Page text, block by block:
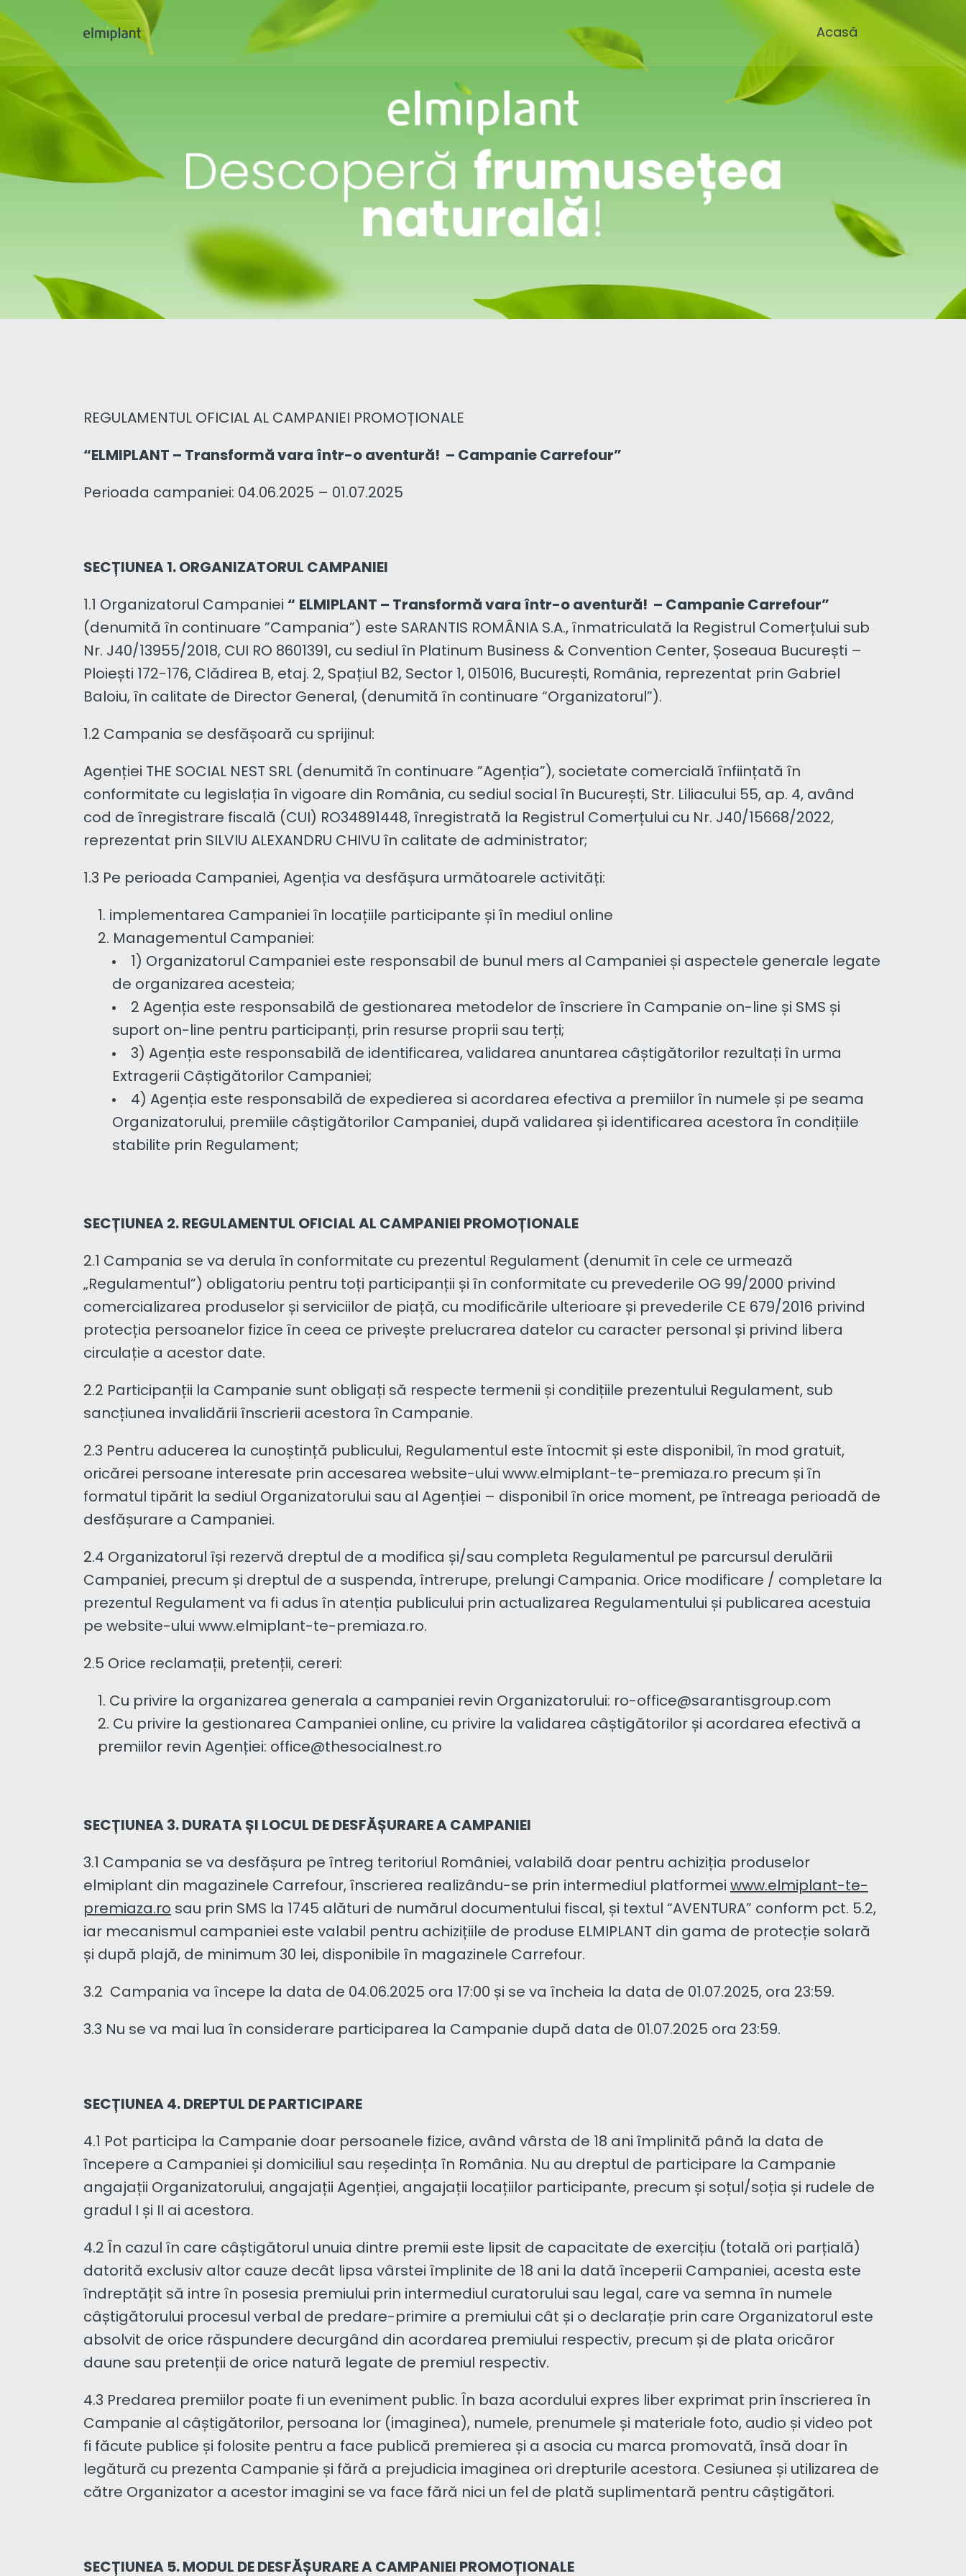
Acasă
REGULAMENTUL OFICIAL AL CAMPANIEI PROMOȚIONALE
“ELMIPLANT – Transformă vara într-o aventură! – Campanie Carrefour”
Perioada campaniei: 04.06.2025 – 01.07.2025
SECȚIUNEA 1. ORGANIZATORUL CAMPANIEI
1.1 Organizatorul Campaniei “ ELMIPLANT – Transformă vara într-o aventură! – Campanie Carrefour”
(denumită în continuare ”Campania”) este SARANTIS ROMÂNIA S.A., înmatriculată la Registrul Comerțului sub
Nr. J40/13955/2018, CUI RO 8601391, cu sediul în Platinum Business & Convention Center, Șoseaua București –
Ploiești 172-176, Clădirea B, etaj. 2, Spațiul B2, Sector 1, 015016, București, România, reprezentat prin Gabriel
Baloiu, în calitate de Director General, (denumită în continuare “Organizatorul”).
1.2 Campania se desfășoară cu sprijinul:
Agenției THE SOCIAL NEST SRL (denumită în continuare ”Agenția”), societate comercială înființată în
conformitate cu legislația în vigoare din România, cu sediul social în București, Str. Liliacului 55, ap. 4, având
cod de înregistrare fiscală (CUI) RO34891448, înregistrată la Registrul Comerțului cu Nr. J40/15668/2022,
reprezentat prin SILVIU ALEXANDRU CHIVU în calitate de administrator;
1.3 Pe perioada Campaniei, Agenția va desfășura următoarele activități:
implementarea Campaniei în locațiile participante și în mediul online
Managementul Campaniei:
1) Organizatorul Campaniei este responsabil de bunul mers al Campaniei și aspectele generale legate
de organizarea acesteia;
2 Agenția este responsabilă de gestionarea metodelor de înscriere în Campanie on-line și SMS și
suport on-line pentru participanți, prin resurse proprii sau terți;
3) Agenția este responsabilă de identificarea, validarea anuntarea câștigătorilor rezultați în urma
Extragerii Câștigătorilor Campaniei;
4) Agenția este responsabilă de expedierea si acordarea efectiva a premiilor în numele și pe seama
Organizatorului, premiile câștigătorilor Campaniei, după validarea și identificarea acestora în condițiile
stabilite prin Regulament;
SECȚIUNEA 2. REGULAMENTUL OFICIAL AL CAMPANIEI PROMOȚIONALE
2.1 Campania se va derula în conformitate cu prezentul Regulament (denumit în cele ce urmează
„Regulamentul”) obligatoriu pentru toți participanții și în conformitate cu prevederile OG 99/2000 privind
comercializarea produselor și serviciilor de piață, cu modificările ulterioare și prevederile CE 679/2016 privind
protecția persoanelor fizice în ceea ce privește prelucrarea datelor cu caracter personal și privind libera
circulație a acestor date.
2.2 Participanții la Campanie sunt obligați să respecte termenii și condițiile prezentului Regulament, sub
sancțiunea invalidării înscrierii acestora în Campanie.
2.3 Pentru aducerea la cunoștință publicului, Regulamentul este întocmit și este disponibil, în mod gratuit,
oricărei persoane interesate prin accesarea website-ului www.elmiplant-te-premiaza.ro precum și în
formatul tipărit la sediul Organizatorului sau al Agenției – disponibil în orice moment, pe întreaga perioadă de
desfășurare a Campaniei.
2.4 Organizatorul își rezervă dreptul de a modifica și/sau completa Regulamentul pe parcursul derulării
Campaniei, precum și dreptul de a suspenda, întrerupe, prelungi Campania. Orice modificare / completare la
prezentul Regulament va fi adus în atenția publicului prin actualizarea Regulamentului și publicarea acestuia
pe website-ului www.elmiplant-te-premiaza.ro.
2.5 Orice reclamații, pretenții, cereri:
Cu privire la organizarea generala a campaniei revin Organizatorului: ro-office@sarantisgroup.com
Cu privire la gestionarea Campaniei online, cu privire la validarea câștigătorilor și acordarea efectivă a
premiilor revin Agenției: office@thesocialnest.ro
SECȚIUNEA 3. DURATA ȘI LOCUL DE DESFĂȘURARE A CAMPANIEI
3.1 Campania se va desfășura pe întreg teritoriul României, valabilă doar pentru achiziția produselor
elmiplant din magazinele Carrefour, înscrierea realizându-se prin intermediul platformei www.elmiplant-te-
premiaza.ro sau prin SMS la 1745 alături de numărul documentului fiscal, și textul “AVENTURA” conform pct. 5.2,
iar mecanismul campaniei este valabil pentru achizițiile de produse ELMIPLANT din gama de protecție solară
și după plajă, de minimum 30 lei, disponibile în magazinele Carrefour.
3.2 Campania va începe la data de 04.06.2025 ora 17:00 și se va încheia la data de 01.07.2025, ora 23:59.
3.3 Nu se va mai lua în considerare participarea la Campanie după data de 01.07.2025 ora 23:59.
SECȚIUNEA 4. DREPTUL DE PARTICIPARE
4.1 Pot participa la Campanie doar persoanele fizice, având vârsta de 18 ani împlinită până la data de
începere a Campaniei și domiciliul sau reședința în România. Nu au dreptul de participare la Campanie
angajații Organizatorului, angajații Agenției, angajații locațiilor participante, precum și soțul/soția și rudele de
gradul I și II ai acestora.
4.2 În cazul în care câștigătorul unuia dintre premii este lipsit de capacitate de exercițiu (totală ori parțială)
datorită exclusiv altor cauze decât lipsa vârstei împlinite de 18 ani la dată începerii Campaniei, acesta este
îndreptățit să intre în posesia premiului prin intermediul curatorului sau legal, care va semna în numele
câștigătorului procesul verbal de predare-primire a premiului cât și o declarație prin care Organizatorul este
absolvit de orice răspundere decurgând din acordarea premiului respectiv, precum și de plata oricăror
daune sau pretenții de orice natură legate de premiul respectiv.
4.3 Predarea premiilor poate fi un eveniment public. În baza acordului expres liber exprimat prin înscrierea în
Campanie al câștigătorilor, persoana lor (imaginea), numele, prenumele și materiale foto, audio și video pot
fi făcute publice și folosite pentru a face publică premierea și a asocia cu marca promovată, însă doar în
legătură cu prezenta Campanie și fără a prejudicia imaginea ori drepturile acestora. Cesiunea și utilizarea de
către Organizator a acestor imagini se va face fără nici un fel de plată suplimentară pentru câștigători.
SECȚIUNEA 5. MODUL DE DESFĂȘURARE A CAMPANIEI PROMOȚIONALE